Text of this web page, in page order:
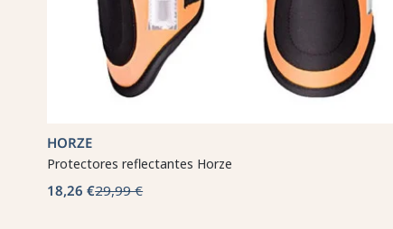
HORZE
Protectores reflectantes Horze
18,26 €29,99 €